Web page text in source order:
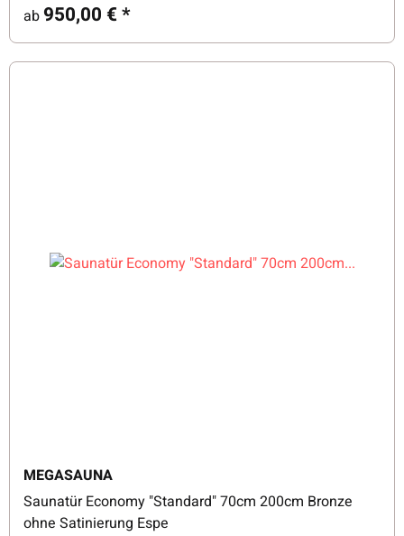
ab950,00 €*
MEGASAUNA
Saunatür Economy "Standard" 70cm 200cm Bronze
ohne Satinierung Espe